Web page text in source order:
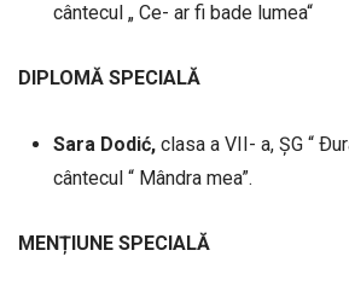
cântecul „ Ce- ar fi bade lumea“
DIPLOMĂ SPECIALĂ
Sara Dodić, clasa a VII- a, ȘG “
cântecul “ Mândra mea”.
MENȚIUNE SPECIALĂ